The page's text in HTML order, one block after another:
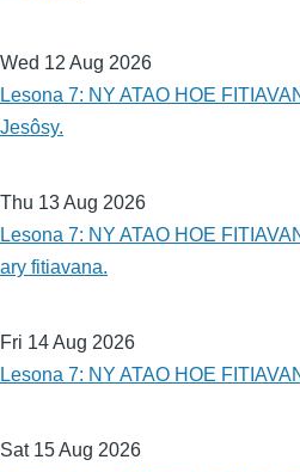
Wed 12 Aug 2026
Lesona 7: NY ATAO HOE
Jesôsy.
Thu 13 Aug 2026
Lesona 7: NY ATAO HOE
ary fitiavana.
Fri 14 Aug 2026
Lesona 7: NY ATAO HOE
Sat 15 Aug 2026